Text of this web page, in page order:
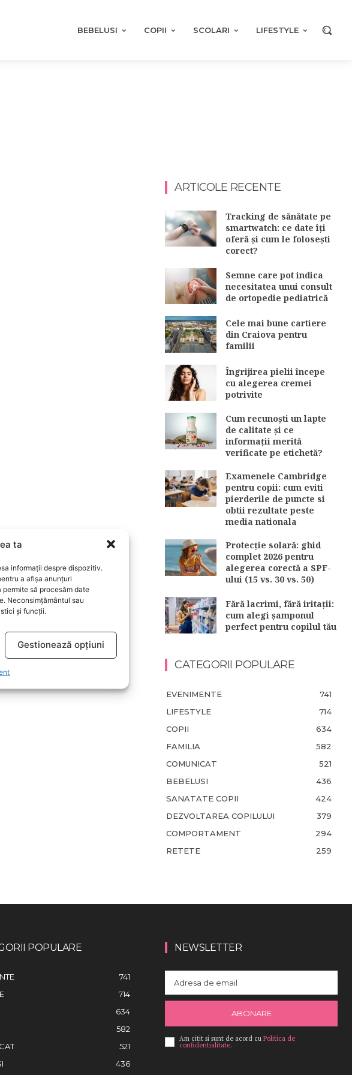
ta
informații despre dispozitiv.
a afișa anunțuri
să procesăm date
Neconsimțământul sau
și funcții.
Gestionează opțiuni
BEBELUSI COPII SCOLARI LIFESTYLE
ARTICOLE RECENTE
Tracking de sănătate pe
smartwatch: ce date îți
oferă și cum le folosești
corect?
Semne care pot indica
necesitatea unui consult
de ortopedie pediatrică
Cele mai bune cartiere
din Craiova pentru
familii
Îngrijirea pielii începe
cu alegerea cremei
potrivite
Cum recunoști un lapte
de calitate și ce
informații merită
verificate pe etichetă?
Examenele Cambridge
pentru copii: cum eviti
pierderile de puncte si
obtii rezultate peste
media nationala
Protecție solară: ghid
complet 2026 pentru
alegerea corectă a SPF-
ului (15 vs. 30 vs. 50)
Fără lacrimi, fără iritații:
cum alegi șamponul
perfect pentru copilul tău
CATEGORII POPULARE
EVENIMENTE
741
LIFESTYLE
714
COPII
634
FAMILIA
582
COMUNICAT
521
BEBELUSI
436
SANATATE COPII
424
DEZVOLTAREA COPILULUI
379
COMPORTAMENT
294
RETETE
259
POPULARE
741
714
634
582
521
436
NEWSLETTER
ABONARE
Am citit si sunt de acord cu Politica de
confidentialitate.